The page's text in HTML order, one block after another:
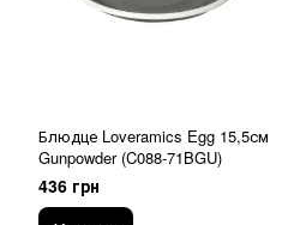
Блюдце Loveramics Egg 15,5см
Gunpowder (C088-71BGU)
436 грн